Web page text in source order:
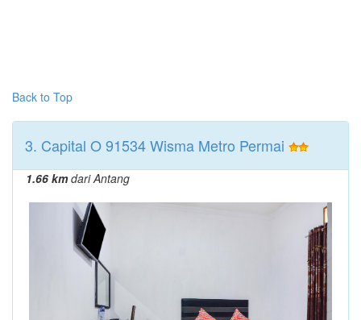
Back to Top
3. Capital O 91534 Wisma Metro Permai
1.66 kmdari Antang